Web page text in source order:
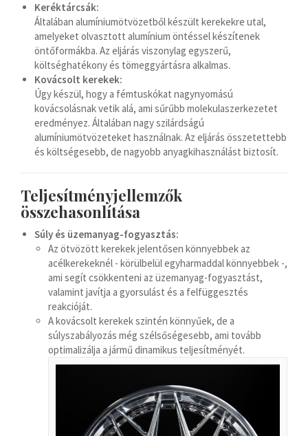
Keréktárcsák:
Általában alumíniumötvözetből készült kerekekre utal,
amelyeket olvasztott alumínium öntéssel készítenek
öntőformákba. Az eljárás viszonylag egyszerű,
költséghatékony és tömeggyártásra alkalmas.
Kovácsolt kerekek:
Úgy készül, hogy a fémtuskókat nagynyomású
kovácsolásnak vetik alá, ami sűrűbb molekulaszerkezetet
eredményez. Általában nagy szilárdságú
alumíniumötvözeteket használnak. Az eljárás összetettebb
és költségesebb, de nagyobb anyagkihasználást biztosít.
Teljesítményjellemzők
összehasonlítása
Súly és üzemanyag-fogyasztás:
Az ötvözött kerekek jelentősen könnyebbek az
acélkerekeknél - körülbelül egyharmaddal könnyebbek -,
ami segít csökkenteni az üzemanyag-fogyasztást,
valamint javítja a gyorsulást és a felfüggesztés
reakcióját.
A kovácsolt kerekek szintén könnyűek, de a
súlyszabályozás még szélsőségesebb, ami tovább
optimalizálja a jármű dinamikus teljesítményét.
Français de Belgique
Français du Canada
العربية المغربية
O‘zbekcha
Кыргызча
Қазақ тілі
Bosanski
Aragonés
Tiếng Việt
اردو
Reo Tahiti
Татар теле
Tagalog
తెలుగు